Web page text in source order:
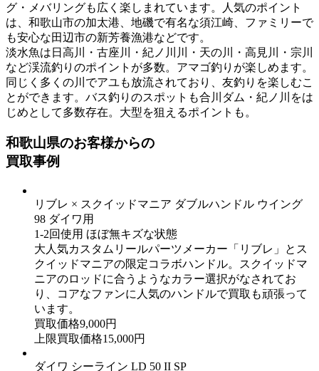
グ・メバリングも広く楽しまれています。人気のポイント
は、和歌山市の加太港、地磯で有名な須江崎、ファミリーで
も安心な田辺市の新芳養漁港などです。
淡水魚は日高川・古座川・紀ノ川川・天の川・高見川・宗川
など渓流釣りのポイントが多数。アマゴ釣りが楽しめます。
同じく多くの川でアユも放流されており、友釣りを楽しむこ
とができます。バス釣りのスポットも合川ダム・紀ノ川をは
じめとして多数存在。大型を狙えるポイントも。
和歌山県のお客様からの
買取事例
リブレ × スクイッドマニア ダブルハンドル ウイング
98 ダイワ用
1-2回使用 ほぼ無キズな状態
大人気カスタムリールパーツメーカー「リブレ」とス
クイッドマニアの限定コラボハンドル。スクイッドマ
ニアのロッドに合うようなカラー選択がなされてお
り、コアなファンに人気のハンドルで買取も頑張って
います。
買取価格9,000円
上限買取価格15,000円
ダイワ シーライン LD 50 II SP